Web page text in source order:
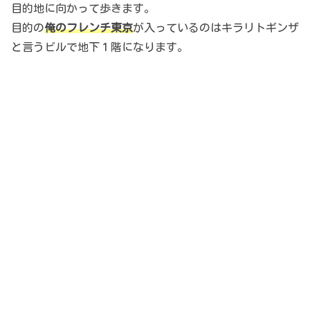
目的地に向かって歩きます。
目的の俺のフレンチ東京が入っているのはキラリトギンザ
と言うビルで地下１階になります。